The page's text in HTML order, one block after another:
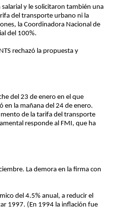
y le solicitaron también una
del transporte urbano ni la
la Coordinadora Nacional de
del 100%.
rechazó la propuesta y
del 23 de enero en el que
en la mañana del 24 de enero.
de la tarifa del transporte
responde al FMI, que ha
La demora en la firma con
del 4.5% anual, a reducir el
1997. (En 1994 la inflación fue